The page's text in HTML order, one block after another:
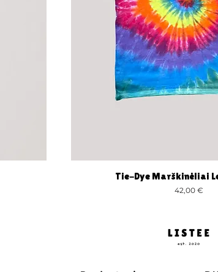
Greita
Tie-Dye Marškinėliai
Kaina
42,00 €